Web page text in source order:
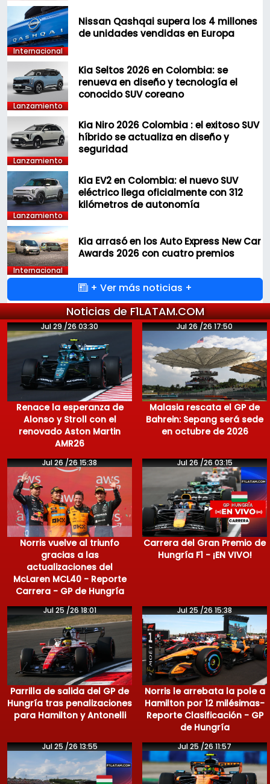
Internacional
Nissan Qashqai supera los 4 millones
de unidades vendidas en Europa
Lanzamiento
Kia Seltos 2026 en Colombia: se
renueva en diseño y tecnología el
conocido SUV coreano
Lanzamiento
Kia Niro 2026 Colombia : el exitoso SUV
híbrido se actualiza en diseño y
seguridad
Lanzamiento
Kia EV2 en Colombia: el nuevo SUV
eléctrico llega oficialmente con 312
kilómetros de autonomía
Internacional
Kia arrasó en los Auto Express New Car
Awards 2026 con cuatro premios
+ Ver más noticias +
Noticias de F1LATAM.COM
Jul 29 /26 03:30
Renace la esperanza de
Alonso y Stroll con el
renovado Aston Martin
AMR26
Jul 26 /26 17:50
Malasia rescata el GP de
Bahrein: Sepang será sede
en octubre de 2026
Jul 26 /26 15:38
Norris vuelve al triunfo
gracias a las
actualizaciones del
McLaren MCL40 - Reporte
Carrera - GP de Hungría
Jul 26 /26 03:15
Carrera del Gran Premio de
Hungría F1 - ¡EN VIVO!
Jul 25 /26 18:01
Parrilla de salida del GP de
Hungría tras penalizaciones
para Hamilton y Antonelli
Jul 25 /26 15:38
Norris le arrebata la pole a
Hamilton por 12 milésimas-
Reporte Clasificación - GP
de Hungría
Jul 25 /26 13:55 Jul 25 /26 11:57